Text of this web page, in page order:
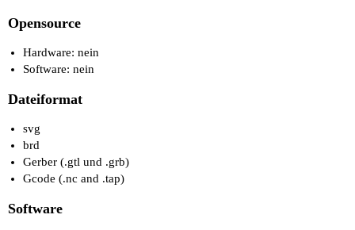
Opensource
Hardware: nein
Software: nein
Dateiformat
svg
brd
Gerber (.gtl und .grb)
Gcode (.nc and .tap)
Software